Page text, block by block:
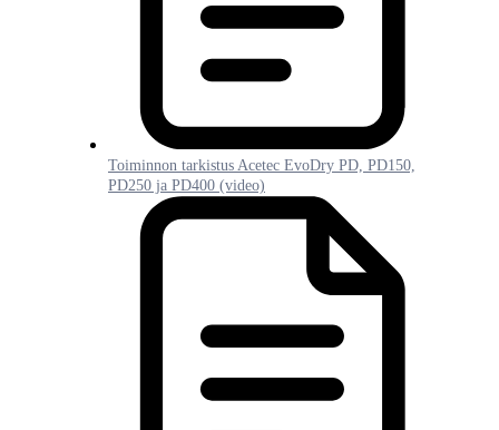
Toiminnon tarkistus Acetec EvoDry PD, PD150,
PD250 ja PD400 (video)